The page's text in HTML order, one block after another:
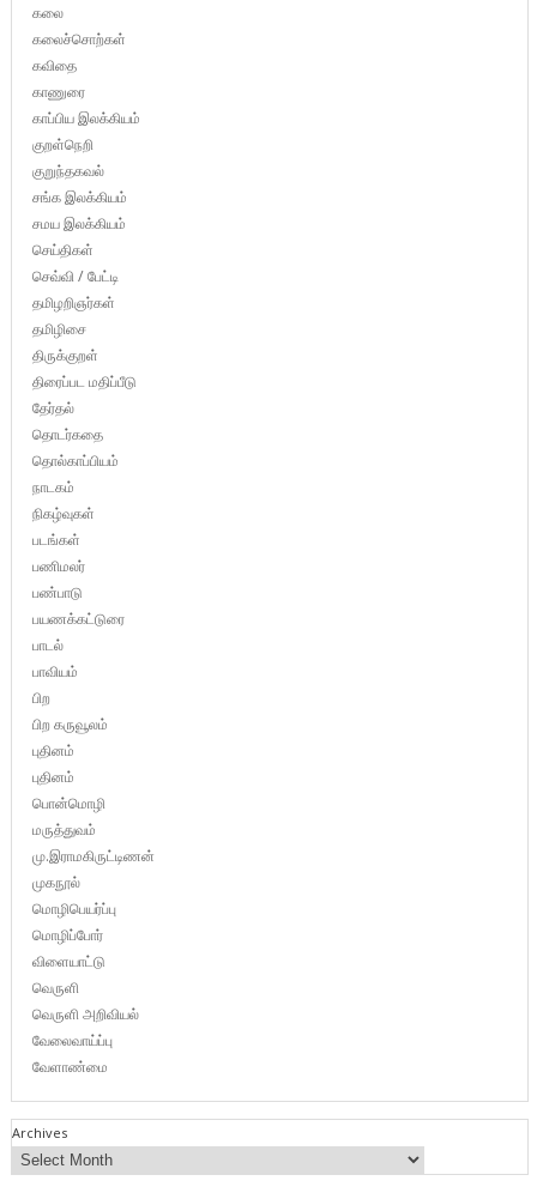
கலை
கலைச்சொற்கள்
கவிதை
காணுரை
காப்பிய இலக்கியம்
குறள்நெறி
குறுந்தகவல்
சங்க இலக்கியம்
சமய இலக்கியம்
செய்திகள்
செவ்வி / பேட்டி
தமிழறிஞர்கள்
தமிழிசை
திருக்குறள்
திரைப்பட மதிப்பீடு
தேர்தல்
தொடர்கதை
தொல்காப்பியம்
நாடகம்
நிகழ்வுகள்
படங்கள்
பணிமலர்
பண்பாடு
பயணக்கட்டுரை
பாடல்
பாவியம்
பிற
பிற கருவூலம்
புதினம்
புதினம்
பொன்மொழி
மருத்துவம்
மு.இராமகிருட்டிணன்
முகநூல்
மொழிபெயர்ப்பு
மொழிப்போர்
விளையாட்டு
வெருளி
வெருளி அறிவியல்
வேலைவாய்ப்பு
வேளாண்மை
Archives